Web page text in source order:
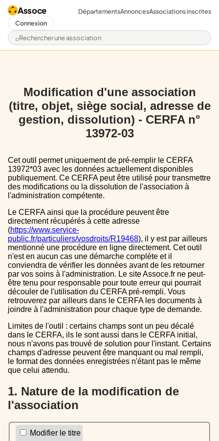
Assoce
Rechercher une association
DépartementsAnnoncesAssociations inscrites
Connexion
Modification d'une association
(titre, objet, siège social, adresse de
gestion, dissolution) - CERFA n°
13972-03
Cet outil permet uniquement de pré-remplir le CERFA
13972*03 avec les données actuellement disponibles
publiquement. Ce CERFA peut être utilisé pour transmettre
des modifications ou la dissolution de l'association à
l'administration compétente.
Le CERFA ainsi que la procédure peuvent être
directement récupérés à cette adresse
(https://www.service-
public.fr/particuliers/vosdroits/R19468), il y est par ailleurs
mentionné une procédure en ligne directement. Cet outil
n'est en aucun cas une démarche complète et il
conviendra de vérifier les données avant de les retourner
par vos soins à l'administration. Le site Assoce.fr ne peut-
être tenu pour responsable pour toute erreur qui pourrait
découler de l'utilisation du CERFA pré-rempli. Vous
retrouverez par ailleurs dans le CERFA les documents à
joindre à l'administration pour chaque type de demande.
Limites de l'outil : certains champs sont un peu décalé
dans le CERFA, ils le sont aussi dans le CERFA initial,
nous n'avons pas trouvé de solution pour l'instant. Certains
champs d'adresse peuvent être manquant ou mal rempli,
le format des données enregistrées n'étant pas le même
que celui attendu.
1. Nature de la modification de
l'association
Modifier le titre